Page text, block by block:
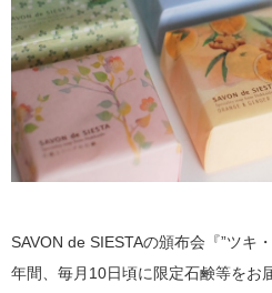
SAVON de SIESTAの頒布会『”ツキ
年間、毎月10日頃に限定石鹸等をお